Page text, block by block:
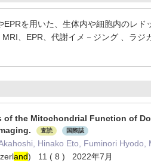
EPRを用いた、生体内や細胞内のレド
MRI、EPR、代謝イメ－ジング 、ラ
of the Mitochondrial Function of
査読 国際誌
Hinako Eto, Fuminori
and) 11 ( 8 ) 2022年7月